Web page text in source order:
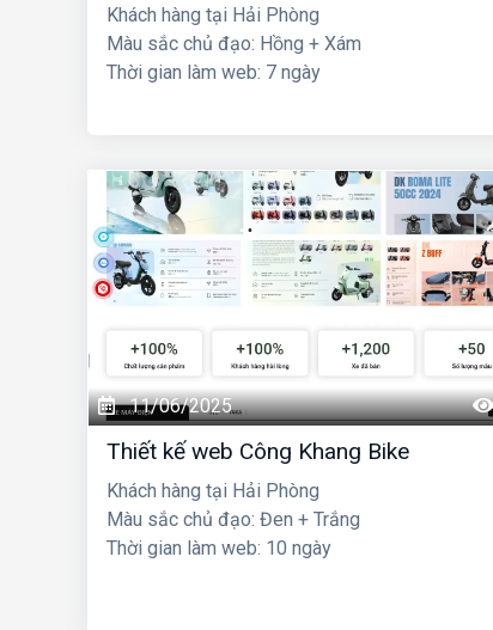
Khách hàng tại Hải Phòng
Màu sắc chủ đạo: Hồng + Xám
Thời gian làm web: 7 ngày
11/06/2025
Thiết kế web Công Khang Bike
Khách hàng tại Hải Phòng
Màu sắc chủ đạo: Đen + Trắng
Thời gian làm web: 10 ngày